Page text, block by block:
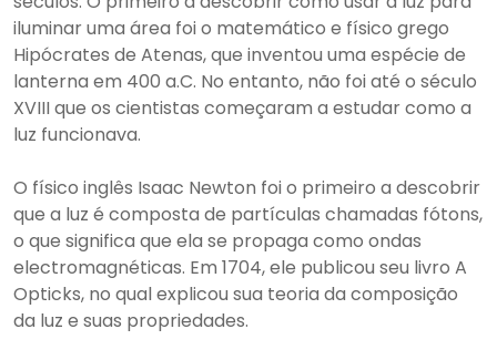
iluminar uma área foi o matemático e físico grego
Hipócrates de Atenas, que inventou uma espécie de
lanterna em 400 a.C. No entanto, não foi até o século
XVIII que os cientistas começaram a estudar como a
luz funcionava.
O físico inglês Isaac Newton foi o primeiro a descobrir
que a luz é composta de partículas chamadas fótons,
o que significa que ela se propaga como ondas
electromagnéticas. Em 1704, ele publicou seu livro A
Opticks, no qual explicou sua teoria da composição
da luz e suas propriedades.